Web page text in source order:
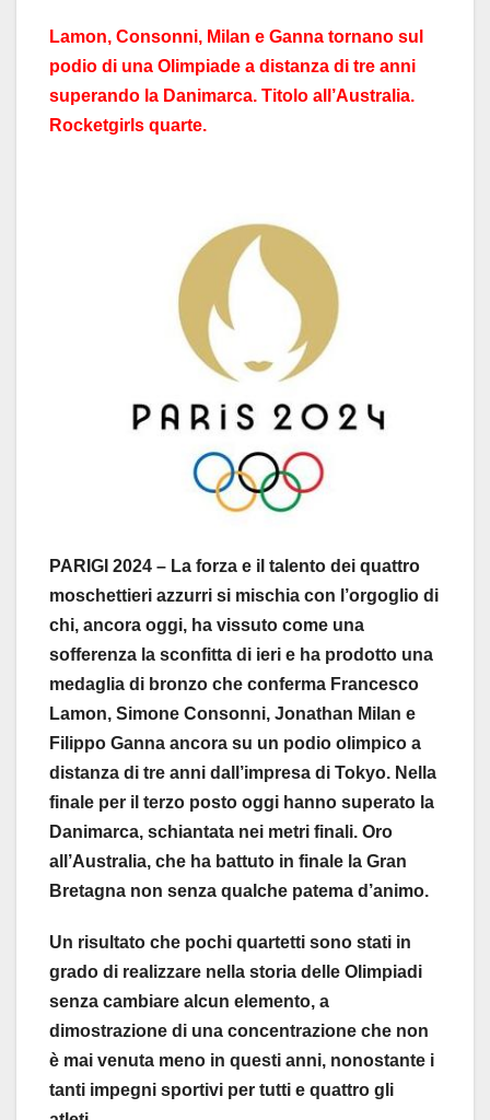
Lamon, Consonni, Milan e Ganna tornano sul
podio di una Olimpiade a distanza di tre anni
superando la Danimarca. Titolo all’Australia.
Rocketgirls quarte.
PARIGI 2024 – La forza e il talento dei quattro
moschettieri azzurri si mischia con l’orgoglio di
chi, ancora oggi, ha vissuto come una
sofferenza la sconfitta di ieri e ha prodotto una
medaglia di bronzo che conferma Francesco
Lamon, Simone Consonni, Jonathan Milan e
Filippo Ganna ancora su un podio olimpico a
distanza di tre anni dall’impresa di Tokyo. Nella
finale per il terzo posto oggi hanno superato la
Danimarca, schiantata nei metri finali. Oro
all’Australia, che ha battuto in finale la Gran
Bretagna non senza qualche patema d’animo.
Un risultato che pochi quartetti sono stati in
grado di realizzare nella storia delle Olimpiadi
senza cambiare alcun elemento, a
dimostrazione di una concentrazione che non
è mai venuta meno in questi anni, nonostante i
tanti impegni sportivi per tutti e quattro gli